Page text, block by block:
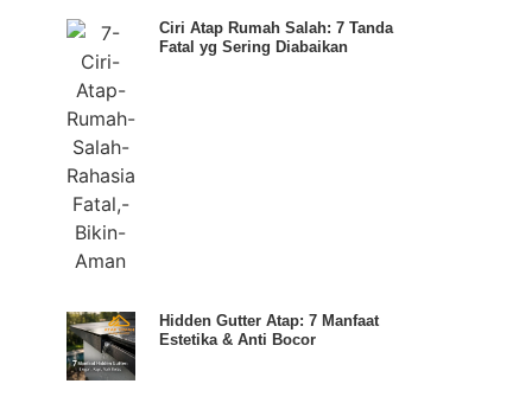
Ciri Atap Rumah Salah: 7 Tanda
Fatal yg Sering Diabaikan
Hidden Gutter Atap: 7 Manfaat
Estetika & Anti Bocor